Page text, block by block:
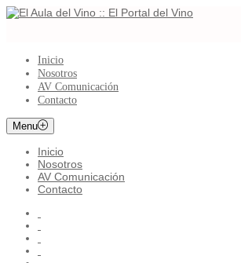
Inicio
Nosotros
AV Comunicación
Contacto
Menu
Inicio
Nosotros
AV Comunicación
Contacto